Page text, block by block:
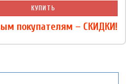
КУПИТЬ
покупателям – СКИДКИ!